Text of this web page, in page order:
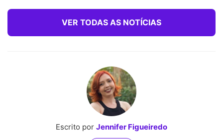
VER TODAS AS NOTÍCIAS
Escrito por Jennifer Figueiredo